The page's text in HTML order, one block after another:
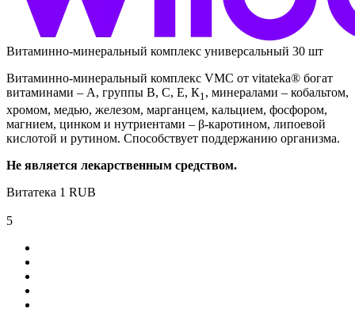
Витаминно-минеральный комплекс универсальный 30 шт
Витаминно-минеральный комплекс VMC от vitateka® богат
витаминами – А, группы В, С, Е, К1, минералами – кобальтом,
хромом, медью, железом, марганцем, кальцием, фосфором,
магнием, цинком и нутриентами – β-каротином, липоевой
кислотой и рутином. Способствует поддержанию организма.
Не является лекарственным средством.
Витатека 1 RUB
5